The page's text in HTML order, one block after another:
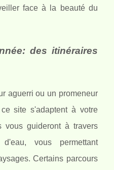
face à la beauté du
des itinéraires
aguerri ou un promeneur
site s'adaptent à votre
vous guideront à travers
vous permettant
Certains parcours